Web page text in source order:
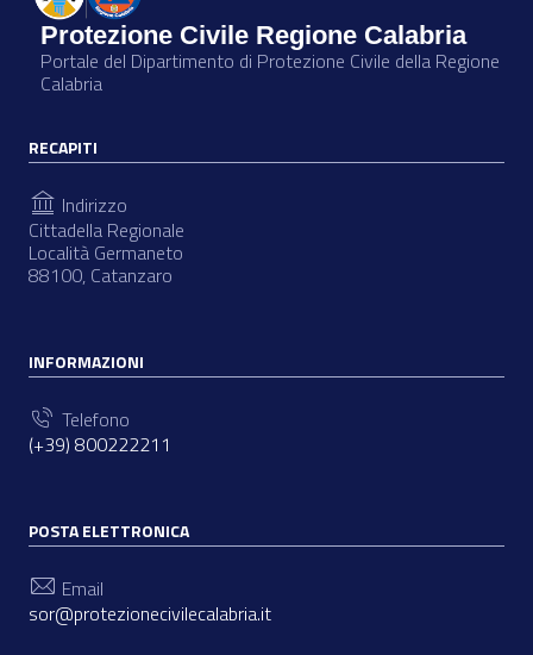
Protezione Civile Regione Calabria
Portale del Dipartimento di Protezione Civile della Regione
Calabria
RECAPITI
Indirizzo
Cittadella Regionale
Località Germaneto
88100, Catanzaro
INFORMAZIONI
Telefono
(+39) 800222211
POSTA ELETTRONICA
Email
sor@protezionecivilecalabria.it